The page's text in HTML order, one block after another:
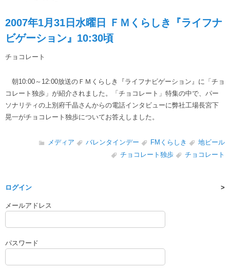
2007年1月31日水曜日 ＦＭくらしき『ライフナ
ビゲーション』10:30頃
チョコレート
朝10:00～12:00放送のＦＭくらしき『ライフナビゲーション』に「チョ
コレート独歩」が紹介されました。「チョコレート」特集の中で、パー
ソナリティの上別府千晶さんからの電話インタビューに弊社工場長宮下
晃一がチョコレート独歩についてお答えしました。
メディア バレンタインデー FMくらしき
地ビール
チョコレート独歩
チョコレート
ログイン
メールアドレス
パスワード